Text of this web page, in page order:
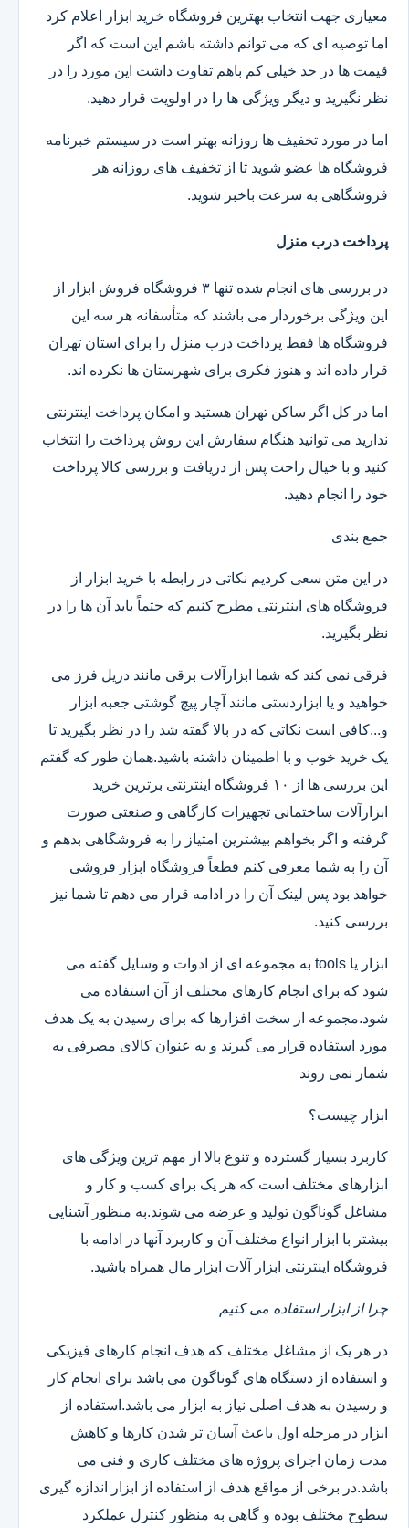
معیاری جهت انتخاب بهترین فروشگاه خرید ابزار اعلام کرد
اما توصیه ای که می توانم داشته باشم این است که اگر
قیمت ها در حد خیلی کم باهم تفاوت داشت این مورد را در
نظر نگیرید و دیگر ویژگی ها را در اولویت قرار دهید.
اما در مورد تخفیف ها روزانه بهتر است در سیستم خبرنامه
فروشگاه ها عضو شوید تا از تخفیف های روزانه هر
فروشگاهی به سرعت باخبر شوید.
پرداخت درب منزل
در بررسی های انجام شده تنها ۳ فروشگاه فروش ابزار از
این ویژگی برخوردار می باشند که متأسفانه هر سه این
فروشگاه ها فقط پرداخت درب منزل را برای استان تهران
قرار داده اند و هنوز فکری برای شهرستان ها نکرده اند.
اما در کل اگر ساکن تهران هستید و امکان پرداخت اینترنتی
ندارید می توانید هنگام سفارش این روش پرداخت را انتخاب
کنید و با خیال راحت پس از دریافت و بررسی کالا پرداخت
خود را انجام دهید.
جمع بندی
در این متن سعی کردیم نکاتی در رابطه با خرید ابزار از
فروشگاه های اینترنتی مطرح کنیم که حتماً باید آن ها را در
نظر بگیرید.
فرقی نمی کند که شما ابزارآلات برقی مانند دریل فرز می
خواهید و یا ابزاردستی مانند آچار پیچ گوشتی جعبه ابزار
و...کافی است نکاتی که در بالا گفته شد را در نظر بگیرید تا
یک خرید خوب و با اطمینان داشته باشید.همان طور که گفتم
این بررسی ها از ۱۰ فروشگاه اینترنتی برترین خرید
ابزارآلات ساختمانی تجهیزات کارگاهی و صنعتی صورت
گرفته و اگر بخواهم بیشترین امتیاز را به فروشگاهی بدهم و
آن را به شما معرفی کنم قطعاً فروشگاه ابزار فروشی
خواهد بود پس لینک آن را در ادامه قرار می دهم تا شما نیز
بررسی کنید.
ابزار یا tools به مجموعه ای از ادوات و وسایل گفته می
شود که برای انجام کارهای مختلف از آن استفاده می
شود.مجموعه از سخت افزارها که برای رسیدن به یک هدف
مورد استفاده قرار می گیرند و به عنوان کالای مصرفی به
شمار نمی روند
ابزار چیست؟
کاربرد بسیار گسترده و تنوع بالا از مهم ترین ویژگی های
ابزارهای مختلف است که هر یک برای کسب و کار و
مشاغل گوناگون تولید و عرضه می شوند.به منظور آشنایی
بیشتر با ابزار انواع مختلف آن و کاربرد آنها در ادامه با
فروشگاه اینترنتی ابزار آلات ابزار مال همراه باشید.
چرا از ابزار استفاده می کنیم
در هر یک از مشاغل مختلف که هدف انجام کارهای فیزیکی
و استفاده از دستگاه های گوناگون می باشد برای انجام کار
و رسیدن به هدف اصلی نیاز به ابزار می باشد.استفاده از
ابزار در مرحله اول باعث آسان تر شدن کارها و کاهش
مدت زمان اجرای پروژه های مختلف کاری و فنی می
باشد.در برخی از مواقع هدف از استفاده از ابزار اندازه گیری
سطوح مختلف بوده و گاهی به منظور کنترل عملکرد